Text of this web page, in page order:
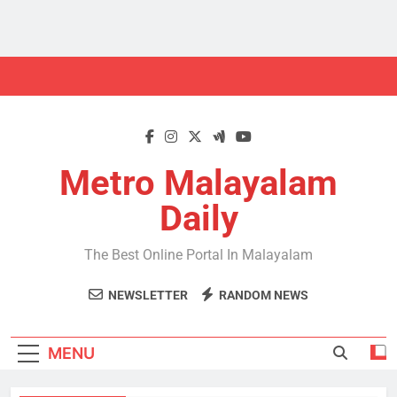
Metro Malayalam
Daily
The Best Online Portal In Malayalam
NEWSLETTER RANDOM NEWS
MENU